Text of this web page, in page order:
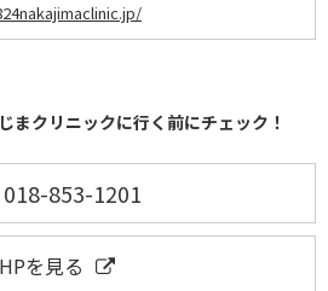
まクリニックに行く前にチェック！
018-853-1201
HPを見る